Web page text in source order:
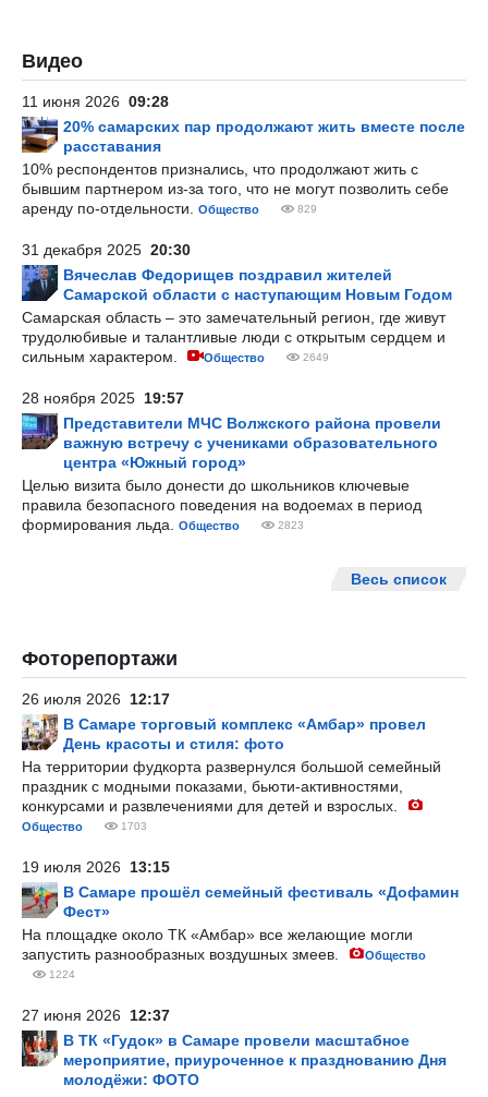
Видео
11 июня 2026 09:28
20% самарских пар продолжают жить вместе после
расставания
10% респондентов признались, что продолжают жить с
бывшим партнером из-за того, что не могут позволить себе
аренду по-отдельности.
Общество 829
31 декабря 2025 20:30
Вячеслав Федорищев поздравил жителей
Самарской области с наступающим Новым Годом
Самарская область – это замечательный регион, где живут
трудолюбивые и талантливые люди с открытым сердцем и
сильным характером.
Общество 2649
28 ноября 2025 19:57
Представители МЧС Волжского района провели
важную встречу с учениками образовательного
центра «Южный город»
Целью визита было донести до школьников ключевые
правила безопасного поведения на водоемах в период
формирования льда.
Общество 2823
Весь список
Фоторепортажи
26 июля 2026 12:17
В Самаре торговый комплекс «Амбар» провел
День красоты и стиля: фото
На территории фудкорта развернулся большой семейный
праздник с модными показами, бьюти-активностями,
конкурсами и развлечениями для детей и взрослых.
Общество 1703
19 июля 2026 13:15
В Самаре прошёл семейный фестиваль «Дофамин
Фест»
На площадке около ТК «Амбар» все желающие могли
запустить разнообразных воздушных змеев.
Общество
1224
27 июня 2026 12:37
В ТК «Гудок» в Самаре провели масштабное
мероприятие, приуроченное к празднованию Дня
молодёжи: ФОТО